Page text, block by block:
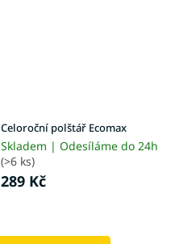
Celoroční polštář Ecomax
Skladem | Odesíláme do 24h
(>6 ks)
289 Kč